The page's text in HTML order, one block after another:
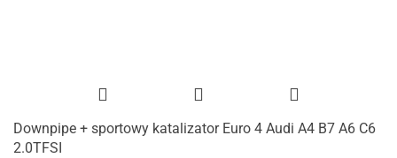
Downpipe + sportowy katalizator Euro 4 Audi A4 B7 A6 C6
2.0TFSI